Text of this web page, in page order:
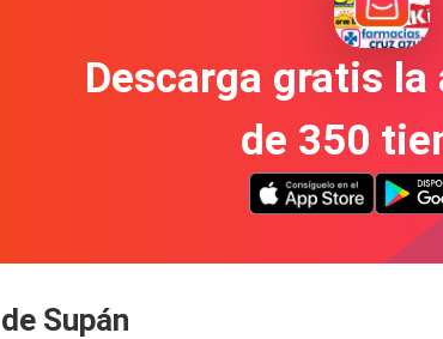
Descarga gratis la
de 350
Supán